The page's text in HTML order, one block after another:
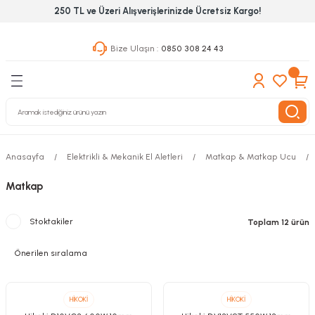
250 TL ve Üzeri Alışverişlerinizde Ücretsiz Kargo!
Bize Ulaşın : 0850 308 24 43
Geri Dön
Geri Dön
& Nalburiye
Grubu
Aletleri
Hizmet Dolapları
Geri Dön
Anasayfa Elektrikli & Mekanik El Aletleri Matkap & Matkap Ucu
Matkap
Stoktakiler Toplam 12 ürün
HİKOKİ HİKOKİ